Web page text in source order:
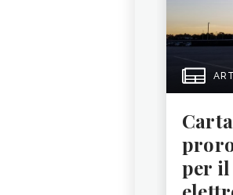
per il